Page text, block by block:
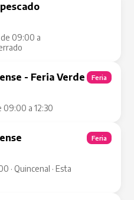
09:00 a
- Feria Verde
09:00 a 12:30
Feria
· Quincenal · Esta
Feria